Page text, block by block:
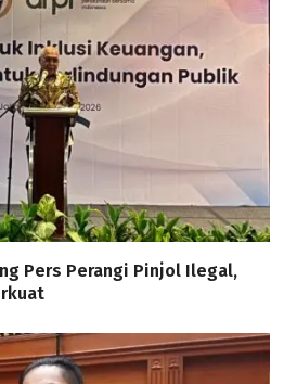
Pers Perangi Pinjol Ilegal,